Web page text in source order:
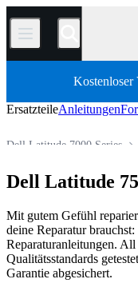
/
Kostenloser
ErsatzteileAnleitungen
Dell Latitude 7000 Series
Ersatzteile
Shop
Dell Latitude
Mit gutem Gefühl
deine Reparatur
Reparaturanleitungen.
Qualitätsstandards
Garantie abgesichert.